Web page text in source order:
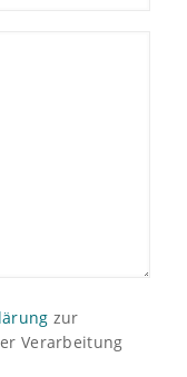
zur
Verarbeitung